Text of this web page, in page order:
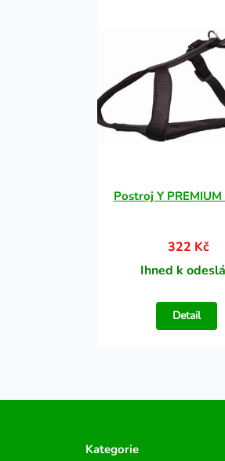
Postroj Y
322 Kč
Ihned k
Detail
Kategorie